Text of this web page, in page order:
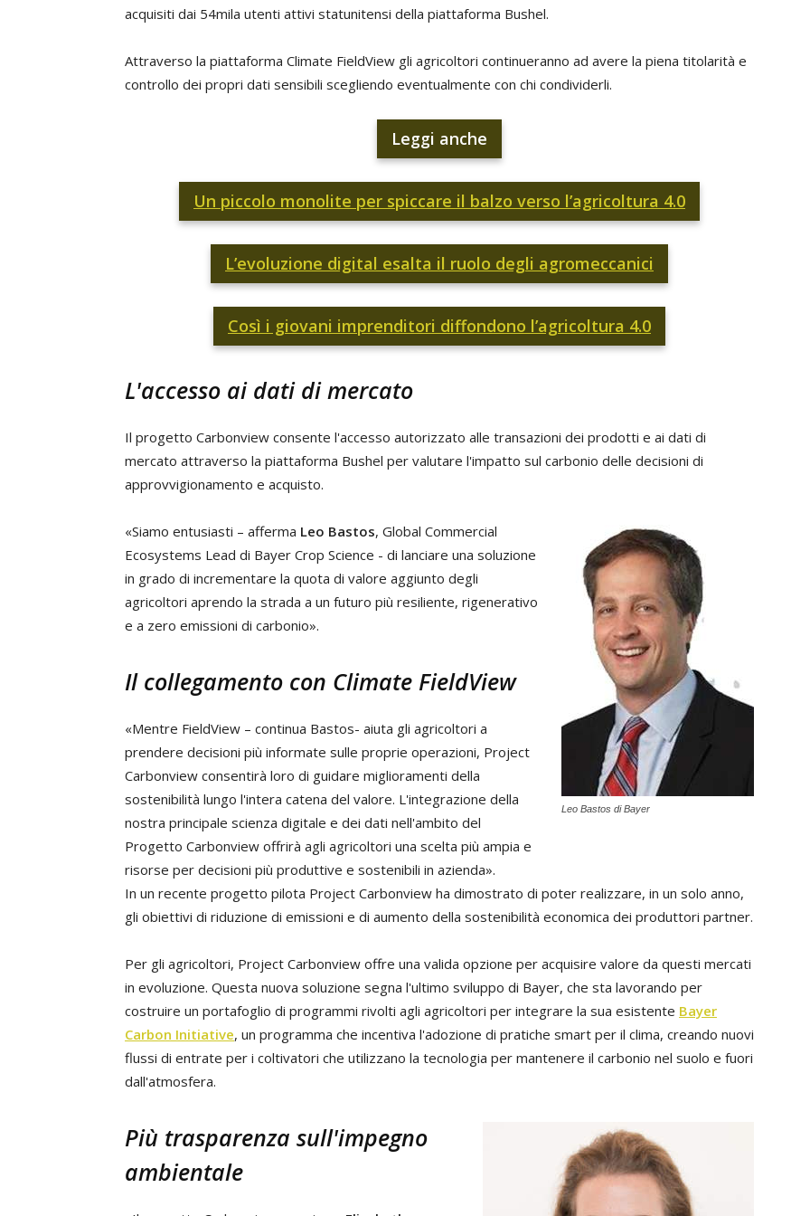
acquisiti dai 54mila utenti attivi statunitensi della piattaforma Bushel.
Attraverso la piattaforma Climate FieldView gli agricoltori continueranno ad avere la piena titolarità e
controllo dei propri dati sensibili scegliendo eventualmente con chi condividerli.
Leggi anche
Un piccolo monolite per spiccare il balzo verso l’agricoltura 4.0
L’evoluzione digital esalta il ruolo degli agromeccanici
Così i giovani imprenditori diffondono l’agricoltura 4.0
L'accesso ai dati di mercato
Il progetto Carbonview consente l'accesso autorizzato alle transazioni dei prodotti e ai dati di
mercato attraverso la piattaforma Bushel per valutare l'impatto sul carbonio delle decisioni di
approvvigionamento e acquisto.
Leo Bastos di Bayer
«Siamo entusiasti – afferma Leo Bastos, Global Commercial
Ecosystems Lead di Bayer Crop Science - di lanciare una soluzione
in grado di incrementare la quota di valore aggiunto degli
agricoltori aprendo la strada a un futuro più resiliente, rigenerativo
e a zero emissioni di carbonio».
Il collegamento con Climate FieldView
«Mentre FieldView – continua Bastos- aiuta gli agricoltori a
prendere decisioni più informate sulle proprie operazioni, Project
Carbonview consentirà loro di guidare miglioramenti della
sostenibilità lungo l'intera catena del valore. L'integrazione della
nostra principale scienza digitale e dei dati nell'ambito del
Progetto Carbonview offrirà agli agricoltori una scelta più ampia e
risorse per decisioni più produttive e sostenibili in azienda».
In un recente progetto pilota Project Carbonview ha dimostrato di poter realizzare, in un solo anno,
gli obiettivi di riduzione di emissioni e di aumento della sostenibilità economica dei produttori partner.
Per gli agricoltori, Project Carbonview offre una valida opzione per acquisire valore da questi mercati
in evoluzione. Questa nuova soluzione segna l'ultimo sviluppo di Bayer, che sta lavorando per
costruire un portafoglio di programmi rivolti agli agricoltori per integrare la sua esistente Bayer
Carbon Initiative, un programma che incentiva l'adozione di pratiche smart per il clima, creando nuovi
flussi di entrate per i coltivatori che utilizzano la tecnologia per mantenere il carbonio nel suolo e fuori
dall'atmosfera.
Più trasparenza sull'impegno
ambientale